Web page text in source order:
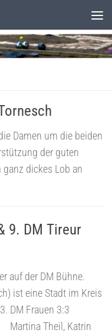
Damen um die beiden
der guten
dickes Lob an
9. DM Tireur
auf der DM Bühne.
ist eine Stadt im Kreis
DM Frauen 3:3
Theil, Katrin